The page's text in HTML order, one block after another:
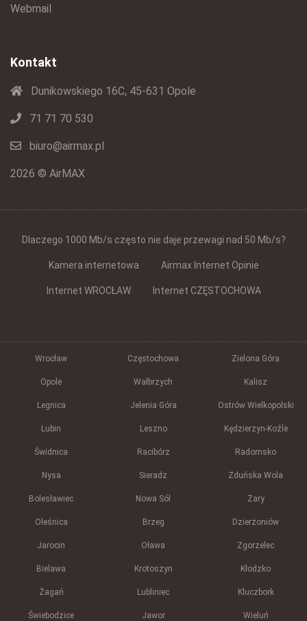
Webmail
Kontakt
Dunikowskiego 16C, 45-631 Opole
71 71 70 530
biuro@airmax.pl
2026 © AirMAX
Dlaczego 1000 Mb/s często nie daje przewagi nad 50 Mb/s?
Kamera internetowa Airmax Internet Opinie
Internet WROCŁAW Internet CZĘSTOCHOWA
Wrocław Częstochowa Zielona Góra
Opole Wałbrzych Kalisz
Legnica Jelenia Góra Ostrów Wielkopolski
Lubin Leszno Kędzierzyn-Koźle
Świdnica Racibórz Radomsko
Nysa Sieradz Zduńska Wola
Bolesławiec Nowa Sól Żary
Oleśnica Brzeg Dzierżoniów
Jarocin Oława Zgorzelec
Bielawa Krotoszyn Kłodzko
Żagań Lubliniec Kluczbork
Świebodzice Jawor Wieluń